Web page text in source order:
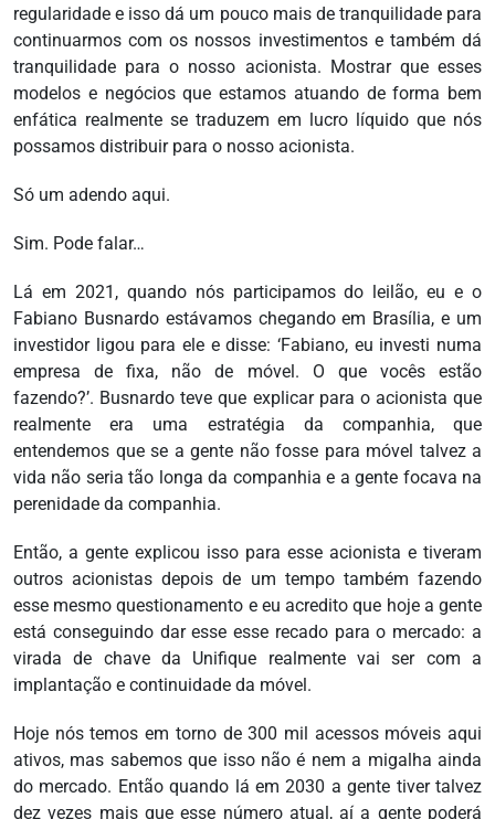
regularidade e isso dá um pouco mais de tranquilidade para
continuarmos com os nossos investimentos e também dá
tranquilidade para o nosso acionista. Mostrar que esses
modelos e negócios que estamos atuando de forma bem
enfática realmente se traduzem em lucro líquido que nós
possamos distribuir para o nosso acionista.
Só um adendo aqui.
Sim. Pode falar…
Lá em 2021, quando nós participamos do leilão, eu e o
Fabiano Busnardo estávamos chegando em Brasília, e um
investidor ligou para ele e disse: ‘Fabiano, eu investi numa
empresa de fixa, não de móvel. O que vocês estão
fazendo?’. Busnardo teve que explicar para o acionista que
realmente era uma estratégia da companhia, que
entendemos que se a gente não fosse para móvel talvez a
vida não seria tão longa da companhia e a gente focava na
perenidade da companhia.
Então, a gente explicou isso para esse acionista e tiveram
outros acionistas depois de um tempo também fazendo
esse mesmo questionamento e eu acredito que hoje a gente
está conseguindo dar esse esse recado para o mercado: a
virada de chave da Unifique realmente vai ser com a
implantação e continuidade da móvel.
Hoje nós temos em torno de 300 mil acessos móveis aqui
ativos, mas sabemos que isso não é nem a migalha ainda
do mercado. Então quando lá em 2030 a gente tiver talvez
dez vezes mais que esse número atual, aí a gente poderá